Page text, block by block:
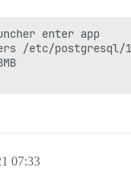
enter app
/etc/postgresql/
07:33